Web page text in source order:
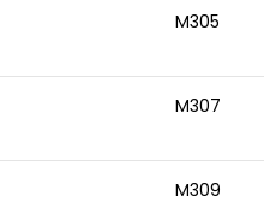
M305
M307
M309